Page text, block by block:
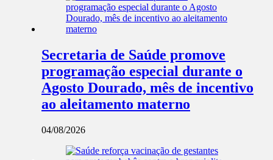
Secretaria de Saúde promove
programação especial durante o
Agosto Dourado, mês de incentivo
ao aleitamento materno
04/08/2026